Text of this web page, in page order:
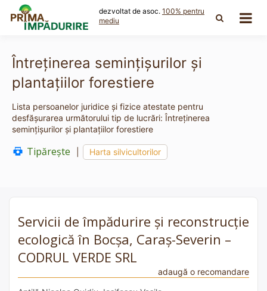
content
dezvoltat de asoc. 100% pentru
mediu
Întreţinerea seminţişurilor şi
plantaţiilor forestiere
Lista persoanelor juridice și fizice atestate pentru
desfășurarea următorului tip de lucrări: Întreţinerea
seminţişurilor şi plantaţiilor forestiere
Tipărește Harta silvicultorilor
Servicii de împădurire și reconstrucție
ecologică în Bocșa, Caraș-Severin –
CODRUL VERDE SRL
adaugă o recomandare